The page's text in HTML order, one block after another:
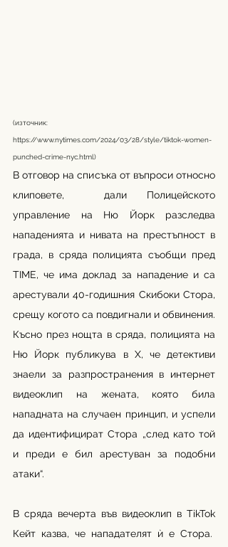
(източник:
https://www.nytimes.com/2024/03/28/style/tiktok-women-
punched-crime-nyc.html)
В отговор на списъка от въпроси относно
клиповете,  дали Полицейското
управление на Ню Йорк разследва
нападенията и нивата на престъпност в
града, в сряда полицията съобщи пред
TIME, че има доклад за нападение и са
арестували 40-годишния Скибоки Стора,
срещу когото са повдигнали и обвинения.
Късно през нощта в сряда, полицията на
Ню Йорк публикува в Х, че детективи
знаели за разпространения в интернет
видеоклип на жената, която била
нападната на случаен принцип, и успели
да идентифицират Стора „след като той
и преди е бил арестуван за подобни
атаки“.
В сряда вечерта във видеоклип в TikTok
Кейт казва, че нападателят ѝ е Стора.